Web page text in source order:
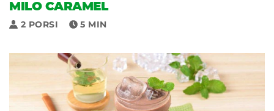
MILO CARAMEL
2 PORSI 5 MIN